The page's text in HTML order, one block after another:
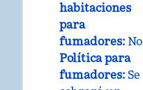
habitaciones
para
fumadores: No
Política para
fumadores: Se